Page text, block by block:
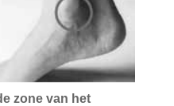
zone van het